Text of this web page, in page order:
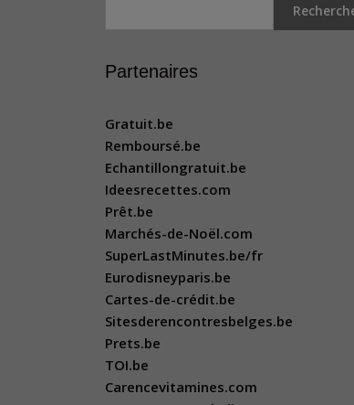
Partenaires
Gratuit.be
Remboursé.be
Echantillongratuit.be
Ideesrecettes.com
Prêt.be
Marchés-de-Noël.com
SuperLastMinutes.be/fr
Eurodisneyparis.be
Cartes-de-crédit.be
Sitesderencontresbelges.be
Prets.be
TOI.be
Carencevitamines.com